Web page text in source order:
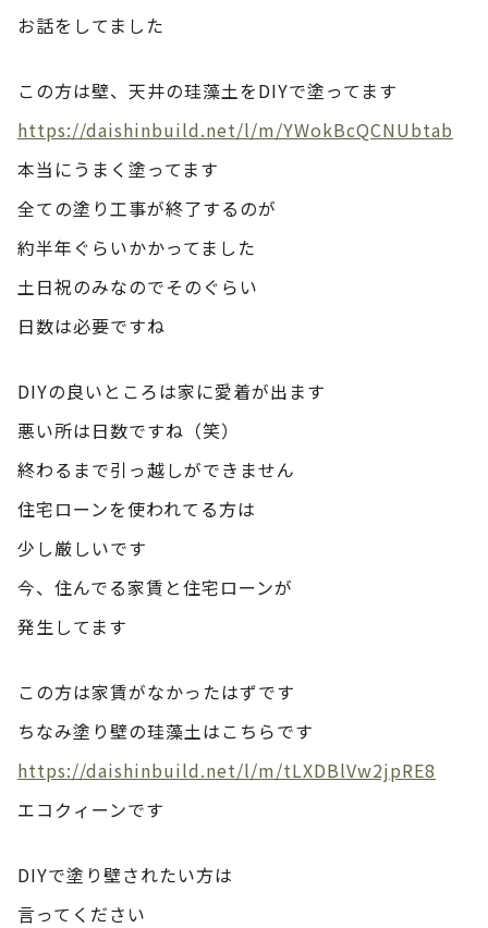
お話をしてました
この方は壁、天井の珪藻土をDIYで塗ってます
https://daishinbuild.net/l/m/YWokBcQCNUbtab
本当にうまく塗ってます
全ての塗り工事が終了するのが
約半年ぐらいかかってました
土日祝のみなのでそのぐらい
日数は必要ですね
DIYの良いところは家に愛着が出ます
悪い所は日数ですね（笑）
終わるまで引っ越しができません
住宅ローンを使われてる方は
少し厳しいです
今、住んでる家賃と住宅ローンが
発生してます
この方は家賃がなかったはずです
ちなみ塗り壁の珪藻土はこちらです
https://daishinbuild.net/l/m/tLXDBlVw2jpRE8
エコクィーンです
DIYで塗り壁されたい方は
言ってください